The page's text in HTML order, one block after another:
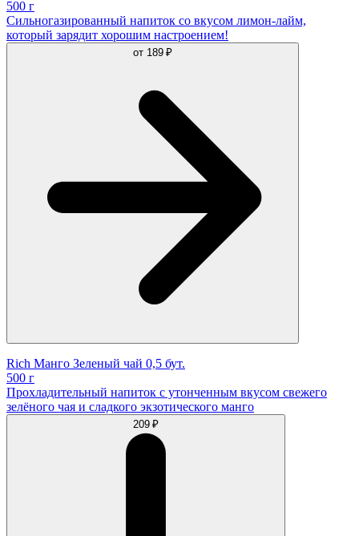
500 г
Сильногазированный напиток со вкусом лимон-лайм,
который зарядит хорошим настроением!
от 189 ₽
Rich Манго Зеленый чай 0,5 бут.
500 г
Прохладительный напиток с утонченным вкусом свежего
зелёного чая и сладкого экзотического манго
209 ₽